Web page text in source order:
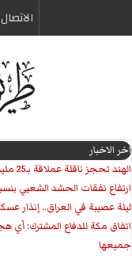
اخر الاخبار
الهند تحجز ناقلة عملاقة بـ25 مليون دولار لشراء النفط العراقي
ارتفاع نفقات الحشد الشعبي بنسبة 72% خلال ست
ليلة عصيبة في العراق.. إنذار
‏اتفاق مكة للدفاع المشترك:
جميعها